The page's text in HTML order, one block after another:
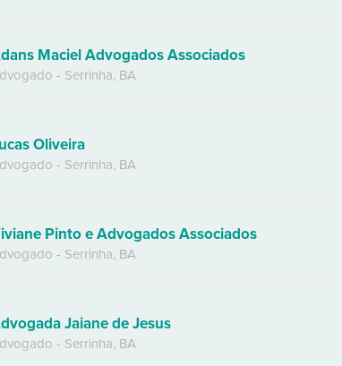
Maciel Advogados Associados
- Serrinha, BA
Oliveira
- Serrinha, BA
Pinto e Advogados Associados
- Serrinha, BA
Jaiane de Jesus
- Serrinha, BA